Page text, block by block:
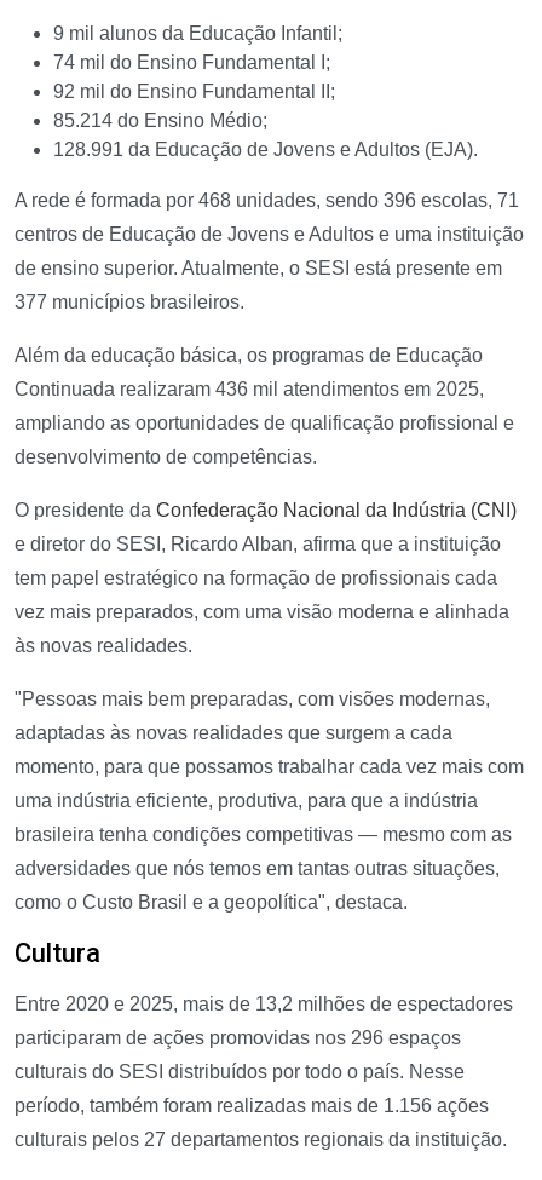
9 mil alunos da Educação Infantil;
74 mil do Ensino Fundamental I;
92 mil do Ensino Fundamental II;
85.214 do Ensino Médio;
128.991 da Educação de Jovens e Adultos (EJA).
A rede é formada por 468 unidades, sendo 396 escolas, 71
centros de Educação de Jovens e Adultos e uma instituição
de ensino superior. Atualmente, o SESI está presente em
377 municípios brasileiros.
Além da educação básica, os programas de Educação
Continuada realizaram 436 mil atendimentos em 2025,
ampliando as oportunidades de qualificação profissional e
desenvolvimento de competências.
O presidente da Confederação Nacional da Indústria (CNI)
e diretor do SESI, Ricardo Alban, afirma que a instituição
tem papel estratégico na formação de profissionais cada
vez mais preparados, com uma visão moderna e alinhada
às novas realidades.
"Pessoas mais bem preparadas, com visões modernas,
adaptadas às novas realidades que surgem a cada
momento, para que possamos trabalhar cada vez mais com
uma indústria eficiente, produtiva, para que a indústria
brasileira tenha condições competitivas — mesmo com as
adversidades que nós temos em tantas outras situações,
como o Custo Brasil e a geopolítica", destaca.
Cultura
Entre 2020 e 2025, mais de 13,2 milhões de espectadores
participaram de ações promovidas nos 296 espaços
culturais do SESI distribuídos por todo o país. Nesse
período, também foram realizadas mais de 1.156 ações
culturais pelos 27 departamentos regionais da instituição.